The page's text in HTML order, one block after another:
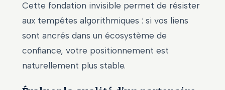
Cette fondation invisible permet de résister
aux tempêtes algorithmiques : si vos liens
sont ancrés dans un écosystème de
confiance, votre positionnement est
naturellement plus stable.